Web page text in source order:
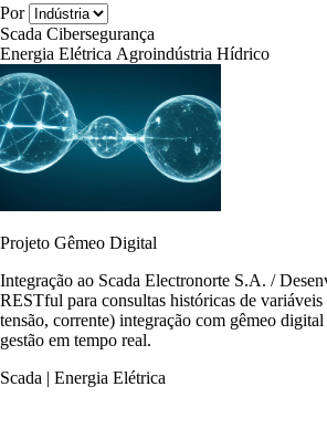
Por
Scada Cibersegurança
Energia Elétrica Agroindústria Hídrico
Projeto Gêmeo Digital
Integração ao Scada Electronorte S.A. /
RESTful para consultas históricas de variáveis
tensão, corrente) integração com gêmeo
gestão em tempo real.
Scada | Energia Elétrica